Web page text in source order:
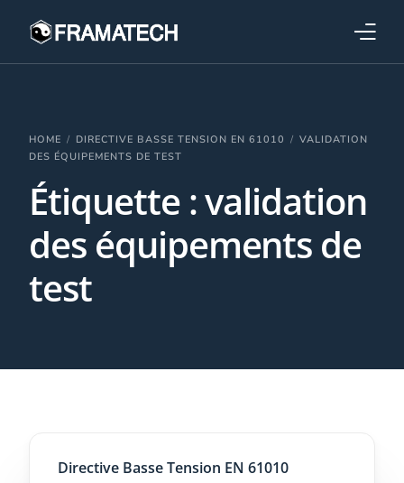
HOME DIRECTIVE BASSE TENSION EN 61010
VALIDATION
DES ÉQUIPEMENTS DE TEST
Étiquette :validation
des équipements de
test
Directive Basse Tension EN 61010
Formations
Performance électronique
Stratégies industrielles